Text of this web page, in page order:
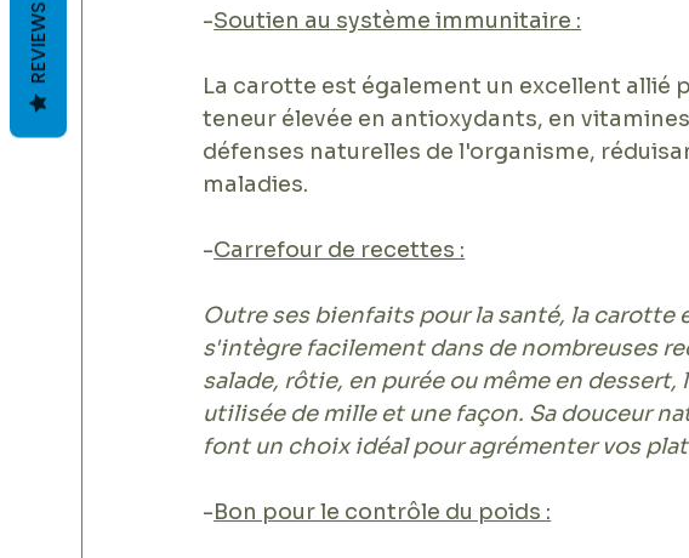
-Soutien au système immunitaire :
La carotte est également un excellent allié
teneur élevée en antioxydants, en
défenses naturelles de l'organisme,
maladies.
-Carrefour de recettes :
Outre ses bienfaits pour la santé, la
s'intègre facilement dans de nombreuses
salade, rôtie, en purée ou même en
utilisée de mille et une façon. Sa douceur
font un choix idéal pour agrémenter vos
-Bon pour le contrôle du poids :
REVIEWS